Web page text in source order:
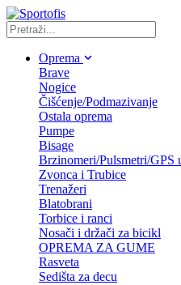
Oprema
Brave
Nogice
Čišćenje/Podmazivanje
Ostala oprema
Pumpe
Bisage
Brzinomeri/Pulsmetri/GPS
Zvonca i Trubice
Trenažeri
Blatobrani
Torbice i ranci
Nosači i držači za bicikl
OPREMA ZA GUME
Rasveta
Sedišta za decu